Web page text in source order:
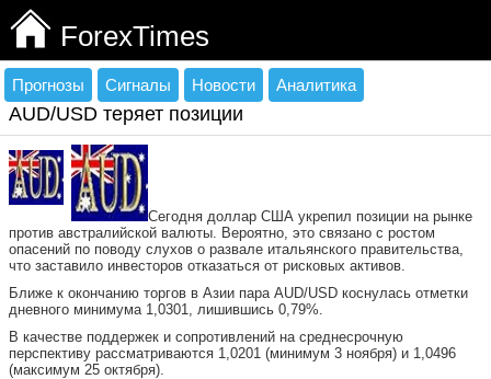
ForexTimes
Прогнозы Сигналы Новости Аналитика
AUD/USD теряет позиции
Сегодня доллар США укрепил позиции на рынке
против австралийской валюты. Вероятно, это связано с ростом
опасений по поводу слухов о развале итальянского правительства,
что заставило инвесторов отказаться от рисковых активов.
Ближе к окончанию торгов в Азии пара AUD/USD коснулась отметки
дневного минимума 1,0301, лишившись 0,79%.
В качестве поддержек и сопротивлений на среднесрочную
перспективу рассматриваются 1,0201 (минимум 3 ноября) и 1,0496
(максимум 25 октября).